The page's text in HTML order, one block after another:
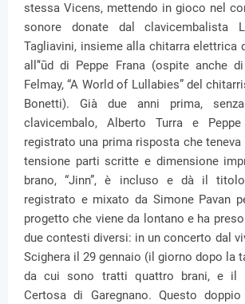
stessa Vicens, mettendo in gioco nel
sonore donate dal clavicembalista
Tagliavini, insieme alla chitarra elettrica
all’‘ūd di Peppe Frana (ospite anche
Felmay, “A World of Lullabies” del
Bonetti). Già due anni prima,
clavicembalo, Alberto Turra e Peppe
registrato una prima risposta che
tensione parti scritte e dimensione
brano, “Jinn”, è incluso e dà il
registrato e mixato da Simone Pavan
progetto che viene da lontano e ha
due contesti diversi: in un concerto dal
Scighera il 29 gennaio (il giorno dopo la
da cui sono tratti quattro brani, e il
Certosa di Garegnano. Questo